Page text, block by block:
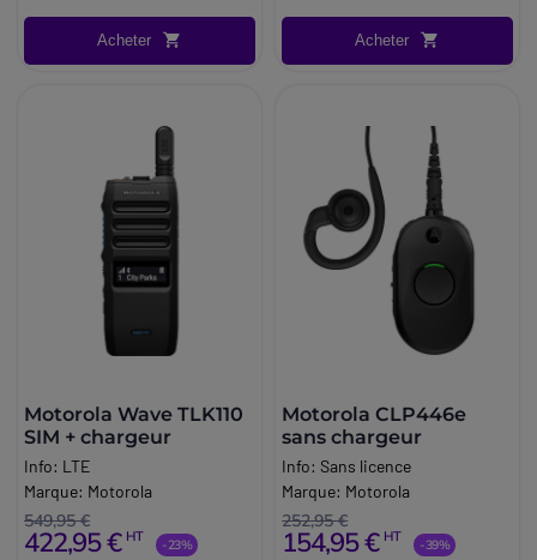
Acheter Acheter
Motorola Wave TLK110
SIM + chargeur
Info: LTE
Marque: Motorola
549,95 €
422,95 € HT -23%
Motorola CLP446e
sans chargeur
Info:Sans licence
Marque: Motorola
252,95 €
154,95 € HT -39%